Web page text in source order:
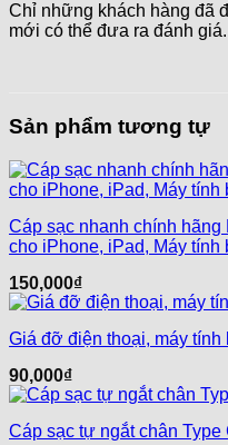
Chỉ những khách hàng đã
mới có thể đưa ra đánh giá.
Sản phẩm tương tự
Cáp sạc nhanh chính
cho iPhone, iPad, Máy tính
150,000₫
Giá đỡ điện thoại, máy tính
90,000₫
Cáp sạc tự ngắt chân